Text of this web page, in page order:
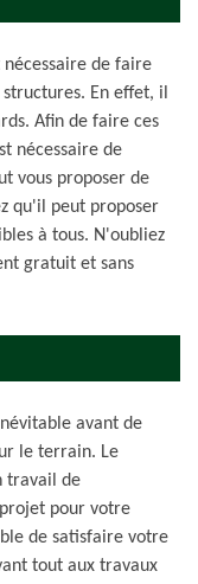
de faire
En effet, il
Afin de faire ces
nécessaire de
vous proposer de
qu'il peut proposer
à tous. N'oubliez
gratuit et sans
avant de
le terrain. Le
travail de
pour votre
de satisfaire votre
tout aux travaux